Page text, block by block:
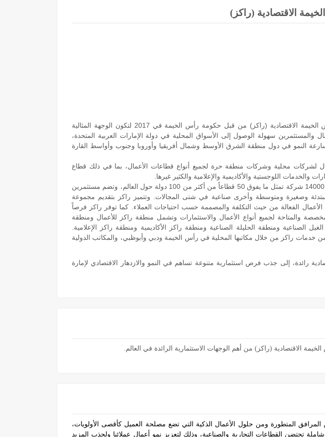
الاقتصادية (راكز)
تأسست هيئة مناطق رأس الخيمة الاقتصادية (راكز) من قبل حكومة رأس الخيمة في 2017 لتكون الوجهة المثالية
والمستثمرين سهولة الوصول إلى الأسواق المحلية في دولة الإمارات العربية المتحدة،
النمو في دول منطقة الشرق الأوسط وشمال أفريقيا وأوروبا وجنوب وأواسط القارة
لشركات محلية وشركات منطقة حرة لجميع أنواع قطاعات الأعمال، بما في ذلك قطاع
والخدمات اللوجستية والأكاديمية والإعلامية والكثير غيرها.
تحتضن راكز ما يزيد على 14000 شركة تمثل ما يفوق 50 قطاعاً من أكثر من 100 دولة حول العالم، وتضم مستثمرين
وصغيرة ومتوسطة وأخرى صناعية في شتى المجالات. وتتميز راكز بتقديم مجموعة
الفعالة من حيث التكلفة والمصممة حسب احتياجات العملاء. كما توفر راكز فرصاً
والمتاحة لجميع أنواع الأعمال والاستثمارات وتشمل منطقة راكز للأعمال ومنطقة
الصناعية ومنطقة الحليلة الصناعية ومنطقة راكز الأكاديمية ومنطقة راكز الإعلامية.
من خدمات راكز من خلال مكاتبها المحلية في رأس الخيمة ودبي وأبوظبي، والمكاتب الدولية
رائدة، إلى جذب فرص استثمارية متنوعة تساهم في النمو والازدهار الاقتصادي لإمارة
الاقتصادية (راكز) من أهم الوجهات الاستثمارية الرائدة في العالم.
المرافق المتطورة ومن حلول الأعمال الذكية التي تضع مصلحة العميل كأقصى الأولويات،
تحتضن القطاعات التجارية والصناعية، وذلك لتعزيز نمو أعمال عملائنا ولجذب المزيد